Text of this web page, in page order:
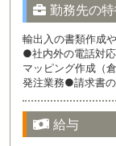
勤務先の
輸出入の書類作成
●社内外の電話対
マッピング作成（
発注業務●請求書
給与